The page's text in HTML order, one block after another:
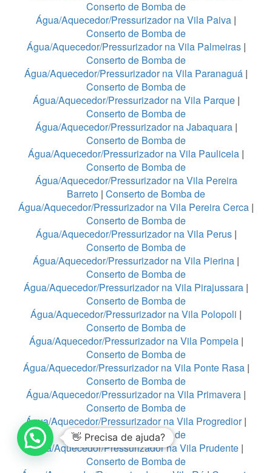
Conserto de Bomba de
Água/Aquecedor/Pressurizador na Vila Paiva |
Conserto de Bomba de
Água/Aquecedor/Pressurizador na Vila Palmeiras|
Conserto de Bomba de
Água/Aquecedor/Pressurizador na Vila Paranaguá |
Conserto de Bomba de
Água/Aquecedor/Pressurizador na Vila Parque|
Conserto de Bomba de
Água/Aquecedor/Pressurizador na Jabaquara|
Conserto de Bomba de
Água/Aquecedor/Pressurizador na Vila Pauliceia |
Conserto de Bomba de
Água/Aquecedor/Pressurizador na Vila Pereira
Barreto | Conserto de Bomba de
Água/Aquecedor/Pressurizador na Vila Pereira Cerca |
Conserto de Bomba de
Água/Aquecedor/Pressurizador na Vila Perus|
Conserto de Bomba de
Água/Aquecedor/Pressurizador na Vila Pierina |
Conserto de Bomba de
Água/Aquecedor/Pressurizador na Vila Pirajussara |
Conserto de Bomba de
Água/Aquecedor/Pressurizador na Vila Polopoli |
Conserto de Bomba de
Água/Aquecedor/Pressurizador na Vila Pompeia|
Conserto de Bomba de
Água/Aquecedor/Pressurizador na Vila Ponte Rasa|
Conserto de Bomba de
Água/Aquecedor/Pressurizador na Vila Primavera |
Conserto de Bomba de
Água/Aquecedor/Pressurizador na Vila Progredior|
Conserto de Bomba de
Água/Aquecedor/Pressurizador na Vila Prudente |
Conserto de Bomba de
👋 Precisa de ajuda?